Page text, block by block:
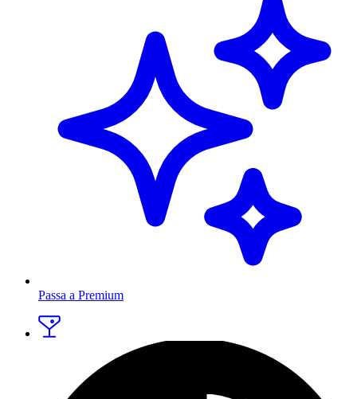
Passa a Premium